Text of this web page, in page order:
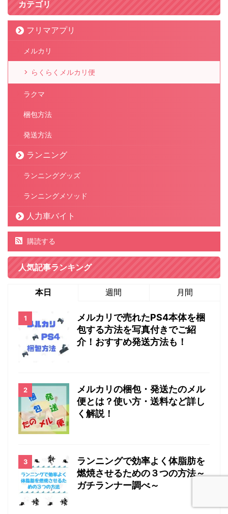
カテゴリ
フリマアプリ
メルカリ
らくらくメルカリ便
ラクマ
梱包方法
発送方法
ランニング
ランニンググッズ
ランニングメソッド
人力車バイト
購読する
人気記事ランキング
本日 週間 月間
メルカリで売れたPS4本体を梱
包する方法を写真付きでご紹
介！おすすめ発送方法も！
メルカリの梱包・発送たのメル
便とは？使い方・送料など詳し
く解説！
ランニングで効率よく体脂肪を
燃焼させるための３つの方法～
ガチランナー調べ～